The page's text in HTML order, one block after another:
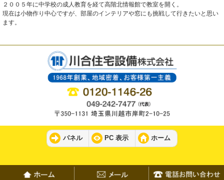
２００５年に中学校の成人教育を経て高階北情報館で教室を開く。
現在は小物作り中心ですが、部屋のインテリアや窓にも挑戦して行きたいと思い
ます。
パネル PC 表示 ホーム